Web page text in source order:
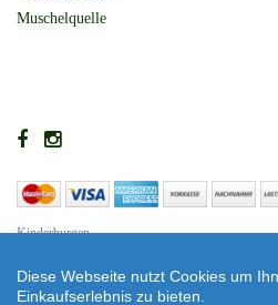
Muschelquelle
Kinderburgen
Shop erstellt mit VersaCommerce.
Diese Webseite nutzt Cookies um
Einkaufserlebnis zu bieten.